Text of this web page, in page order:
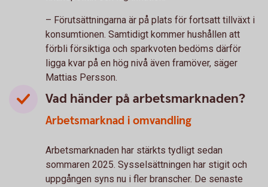
– Förutsättningarna är på plats för fortsatt tillväxt i
konsumtionen. Samtidigt kommer hushållen att
förbli försiktiga och sparkvoten bedöms därför
ligga kvar på en hög nivå även framöver, säger
Mattias Persson.
Vad händer på arbetsmarknaden?
Arbetsmarknad i omvandling
Arbetsmarknaden har stärkts tydligt sedan
sommaren 2025. Sysselsättningen har stigit och
uppgången syns nu i fler branscher. De senaste